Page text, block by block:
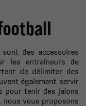
des accessoires
les entraîneurs de
de délimiter des
également servir
pour tenir des jalons
nous vous proposons